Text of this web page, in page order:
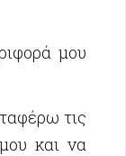
μου
τις
και να